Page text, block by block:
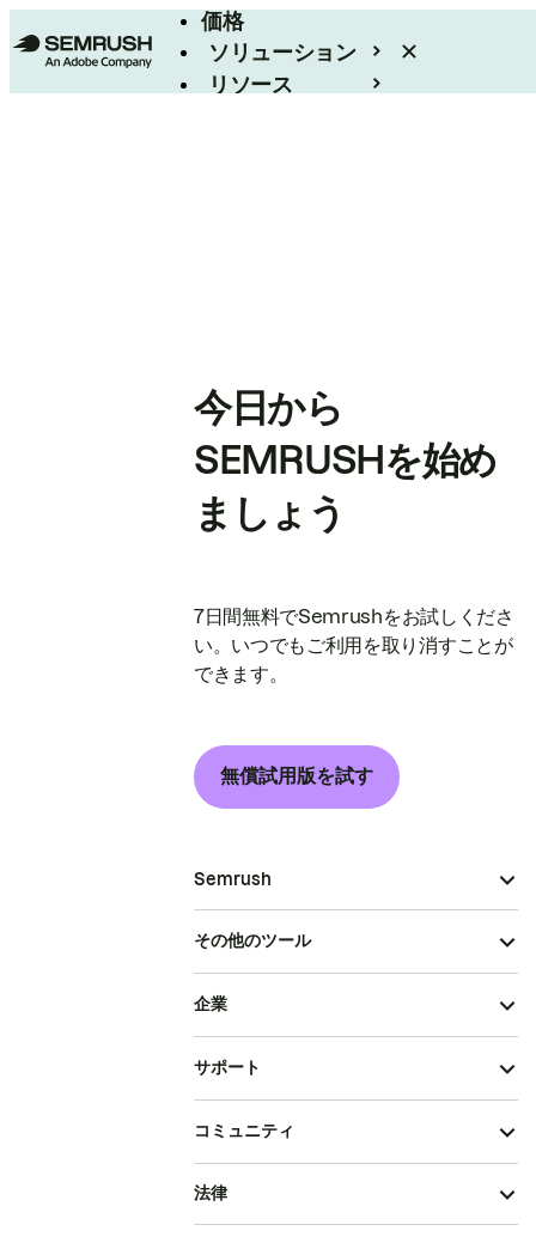
価格
ソリューション
リソース
今日から
SEMRUSHを始め
ましょう
7日間無料でSemrushをお試しくださ
い。いつでもご利用を取り消すことが
できます。
無償試用版を試す
Semrush
その他のツール
企業
サポート
コミュニティ
法律